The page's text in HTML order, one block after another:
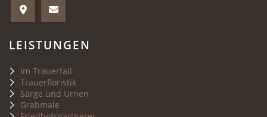
LEISTUNGEN
Im Trauerfall
Trauerfloristik
Särge und Urnen
Grabmale